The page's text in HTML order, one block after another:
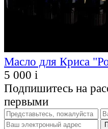
Масло для Криса
5 000 i
Подпишитесь на
первыми